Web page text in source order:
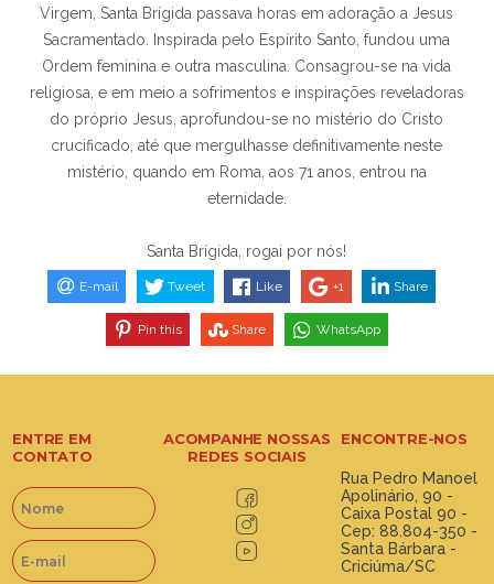
Virgem, Santa Brígida passava horas em adoração a Jesus
Sacramentado. Inspirada pelo Espírito Santo, fundou uma
Ordem feminina e outra masculina. Consagrou-se na vida
religiosa, e em meio a sofrimentos e inspirações reveladoras
do próprio Jesus, aprofundou-se no mistério do Cristo
crucificado, até que mergulhasse definitivamente neste
mistério, quando em Roma, aos 71 anos, entrou na
eternidade.
Santa Brígida, rogai por nós!
E-mail Tweet Like +1 Share
Pin this Share WhatsApp
ENTRE EM
CONTATO
ACOMPANHE NOSSAS
REDES SOCIAIS
ENCONTRE-NOS
Rua Pedro Manoel
Apolinário, 90 -
Caixa Postal 90 -
Cep: 88.804-350 -
Santa Bárbara -
Criciúma/SC